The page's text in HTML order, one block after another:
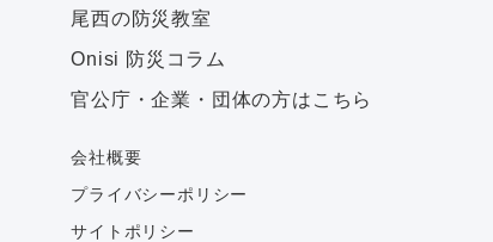
尾西の防災教室
Onisi 防災コラム
官公庁・企業・団体の方はこちら
会社概要
プライバシーポリシー
サイトポリシー